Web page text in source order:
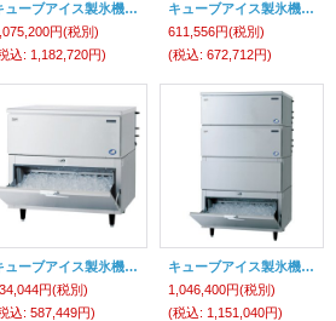
キューブアイス製氷機 【セル方式】スタックオンタイプ（スモールサイズ）【Panasonic】
円(税別)
込: 1,182,720円)
キューブアイス製氷機 【セル方式】スタックオンタイプ（スモールサイズ）【Panasonic】
611,556円(税別)
(税込: 672,712円)
キューブアイス製氷機 【セル方式】スタックオンタイプ（スモールサイズ）【Panasonic】
円(税別)
込: 587,449円)
キューブアイス製氷機 【セル方式】スタックオンタイプ（スモールサイズ）【Panasonic】
1,046,400円(税別)
(税込: 1,151,040円)